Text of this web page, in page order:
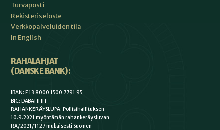
Turvaposti
Rekisteriseloste
Verkkopalveluiden tila
In English
RAHALAHJAT
(DANSKE BANK):
IBAN: FI13 8000 1500 7791 95
BIC: DABAFIHH
RAHANKERÄYSLUPA: Poliisihallituksen
10.9.2021 myöntämän rahankeräysluvan
RA/2021/1127 mukaisesti Suomen